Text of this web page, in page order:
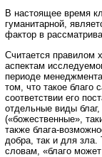
В настоящее время
гуманитарной,
фактор в
Считается правилом
аспектам
периоде
том, что такое благо
соответствии его
отдельные виды
(«божественные»,
также блага-
добра, так и для зла.
словам, «благо